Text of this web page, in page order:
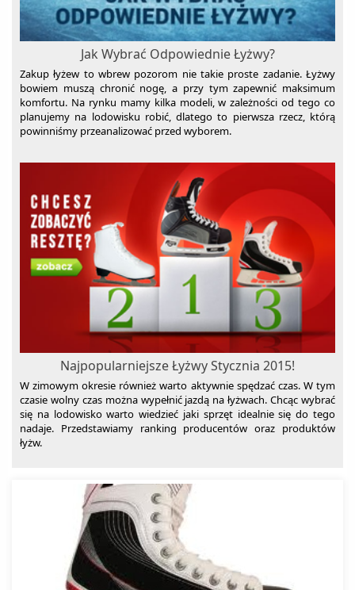
Jak Wybrać Odpowiednie Łyżwy?
Zakup łyżew to wbrew pozorom nie takie proste zadanie. Łyżwy
bowiem muszą chronić nogę, a przy tym zapewnić maksimum
komfortu. Na rynku mamy kilka modeli, w zależności od tego co
planujemy na lodowisku robić, dlatego to pierwsza rzecz, którą
powinniśmy przeanalizować przed wyborem.
Najpopularniejsze Łyżwy Stycznia 2015!
W zimowym okresie również warto aktywnie spędzać czas. W tym
czasie wolny czas można wypełnić jazdą na łyżwach. Chcąc wybrać
się na lodowisko warto wiedzieć jaki sprzęt idealnie się do tego
nadaje. Przedstawiamy ranking producentów oraz produktów
łyżw.